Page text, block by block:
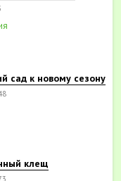
сад к новому сезону
клещ